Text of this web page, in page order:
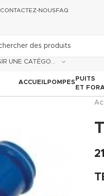
CONTACTEZ-NOUSFAQ
ACCUEILPOMPES
PUITS
ET